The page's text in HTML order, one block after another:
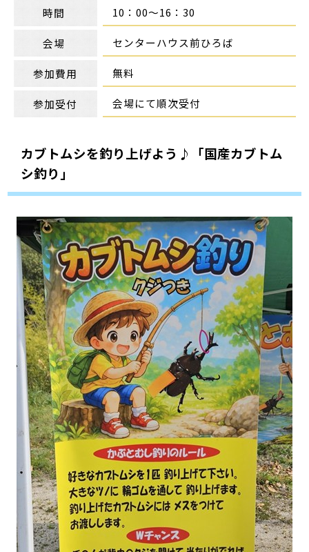
時間 10：00～16：30
会場 センターハウス前ひろば
参加費用 無料
参加受付 会場にて順次受付
カブトムシを釣り上げよう♪「国産カブトム
シ釣り」